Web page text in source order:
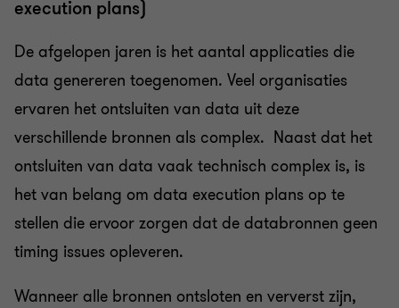
execution plans)
De afgelopen jaren is het aantal applicaties die
data genereren toegenomen. Veel organisaties
ervaren het ontsluiten van data uit deze
verschillende bronnen als complex. Naast dat het
ontsluiten van data vaak technisch complex is, is
het van belang om data execution plans op te
stellen die ervoor zorgen dat de databronnen geen
timing issues opleveren.
Wanneer alle bronnen ontsloten en ververst zijn,